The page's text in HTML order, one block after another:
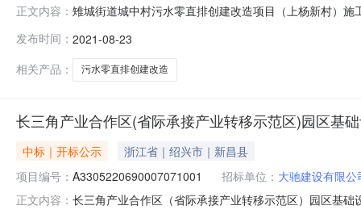
正文内容： 雉城街道城中村污水零直排创建改造项目（上杨新村）
称:湖州万华管道工程有限公司工期:90保证金金额:null;
发布时间： 2021-08-23
相关产品：
污水零直排创建改造
长三角产业合作区(省际承接产业转移示范区)园区基
中标｜开标公示
浙江省｜绍兴市｜新昌县
项目编号： A3305220690007071001 招标单位： 大驰建设有限公
正文内容： 长三角产业合作区（省际承接产业转移示范区）园区基